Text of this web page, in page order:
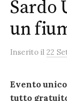
Sardo
un
Inserito il 22
Evento
tutto